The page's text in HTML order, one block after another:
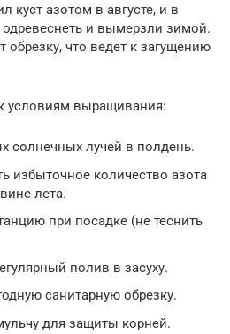
куст азотом в августе, и в
одревеснеть и вымерзли зимой.
обрезку, что ведет к загущению
условиям выращивания:
солнечных лучей в полдень.
избыточное количество азота
лета.
при посадке (не теснить
полив в засуху.
санитарную обрезку.
для защиты корней.